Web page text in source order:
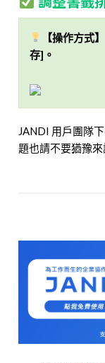
【操作方式
存]。
JANDI 用戶團隊
題也請不要猶豫